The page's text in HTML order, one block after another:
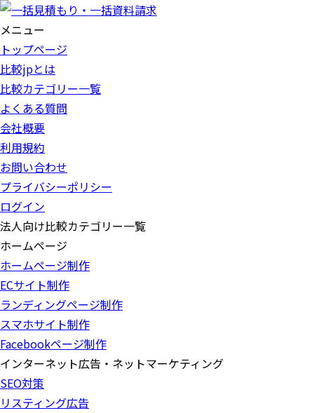
メニュー
トップページ
比較jpとは
比較カテゴリー一覧
よくある質問
会社概要
利用規約
お問い合わせ
プライバシーポリシー
ログイン
法人向け比較カテゴリー一覧
ホームページ
ホームページ制作
ECサイト制作
ランディングページ制作
スマホサイト制作
Facebookページ制作
インターネット広告・ネットマーケティング
SEO対策
リスティング広告